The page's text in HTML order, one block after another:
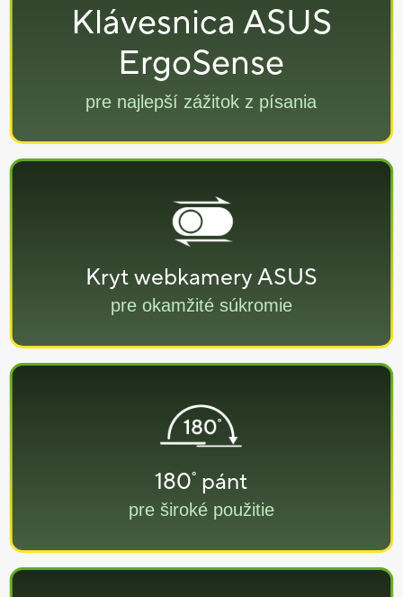
Klávesnica ASUS
ErgoSense
pre najlepší zážitok z písania
Kryt webkamery ASUS
pre okamžité súkromie
180° pánt
pre široké použitie